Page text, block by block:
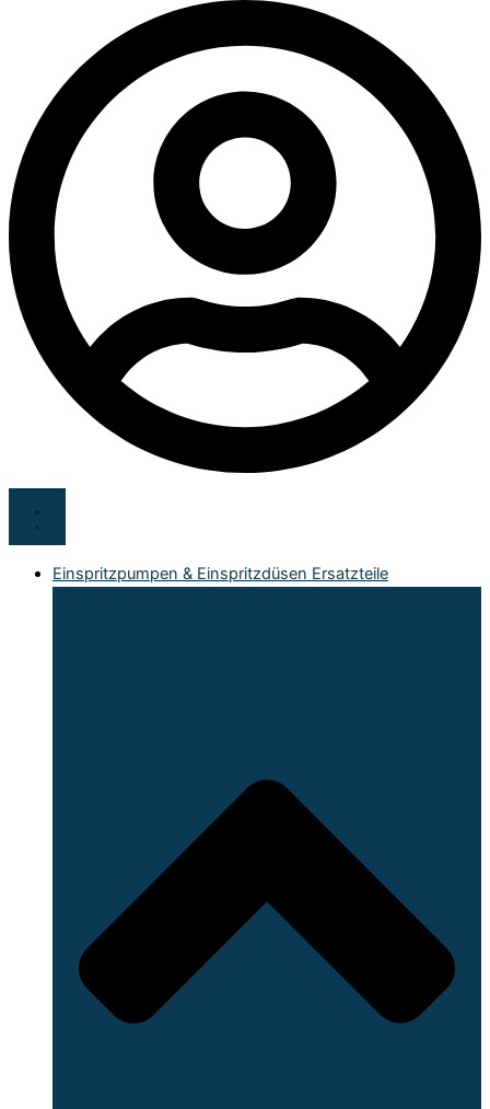
Einspritzpumpen & Einspritzdüsen Ersatzteile